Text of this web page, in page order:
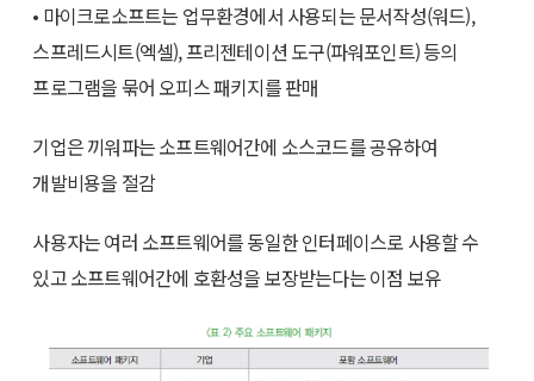
• 마이크로소프트는 업무환경에서 사용되는 문서작성(워드),
스프레드시트(엑셀), 프리젠테이션 도구(파워포인트) 등의
프로그램을 묶어 오피스 패키지를 판매
기업은 끼워파는 소프트웨어간에 소스코드를 공유하여
개발비용을 절감
사용자는 여러 소프트웨어를 동일한 인터페이스로 사용할 수
있고 소프트웨어간에 호환성을 보장받는다는 이점 보유